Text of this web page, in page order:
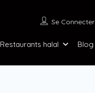
Se Connecter
Restaurants halal Blog